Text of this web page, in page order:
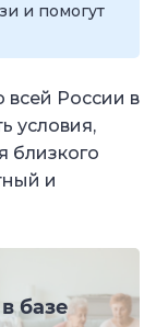
и помогут
России в
условия,
близкого
и
базе